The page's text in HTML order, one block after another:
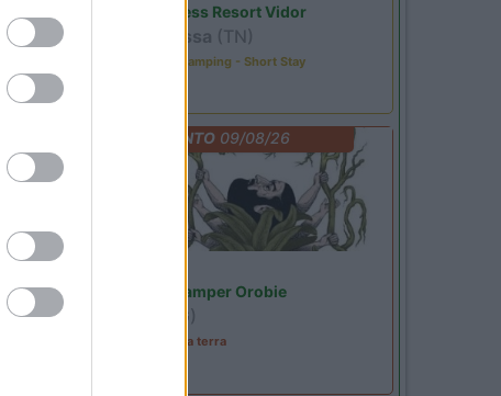
Family Wellness Resort Vidor
Pozza di Fassa (TN)
Happy & Active Camping - Short Stay
EVENTO09/08/26
Area Sosta Camper Orobie
(BG)
A levar l'ombra da terra